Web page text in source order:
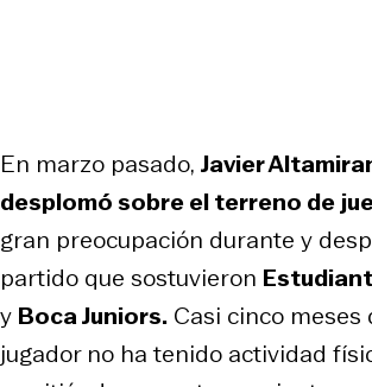
En marzo pasado, Javier
desplomó sobre el terreno de
gran preocupación durante y
partido que sostuvieron
y Boca Juniors. Casi cinco meses
jugador no ha tenido actividad